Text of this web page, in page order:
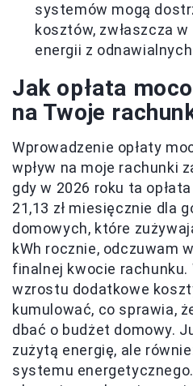
systemów mogą
kosztów, zwłaszcza
energii z
Jak opłata
na Twoje
Wprowadzenie opłaty
wpływ na moje rachunki
gdy w 2026 roku ta
21,13 zł miesięcznie dla
domowych, które
kWh rocznie, odczuwam
finalnej kwocie rachunku.
wzrostu dodatkowe
kumulować, co sprawia,
dbać o budżet domowy.
zużytą energię, ale
systemu